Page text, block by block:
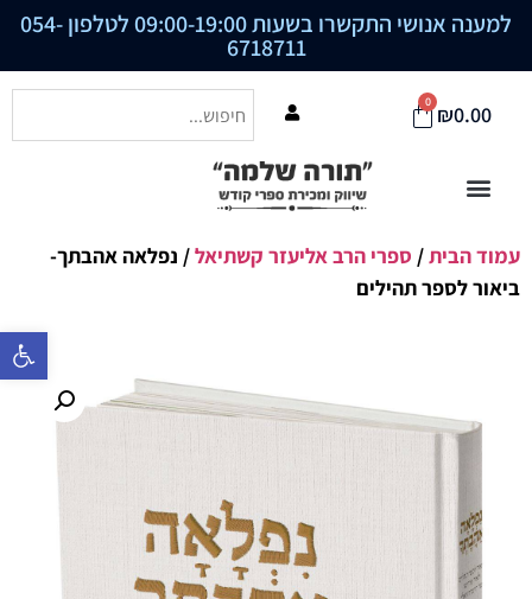
פתח סרגל
למענה אנושי התקשרו בשעות 09:00-19:00 לטלפון 054-
6718711
₪0.00
0
עמוד הבית/ ספרי הרב אליעזר קשתיאל/ נפלאה אהבתך-
ביאור לספר תהילים